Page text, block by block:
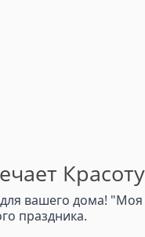
вашего дома!
праздника.